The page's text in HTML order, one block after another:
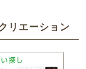
リエーション